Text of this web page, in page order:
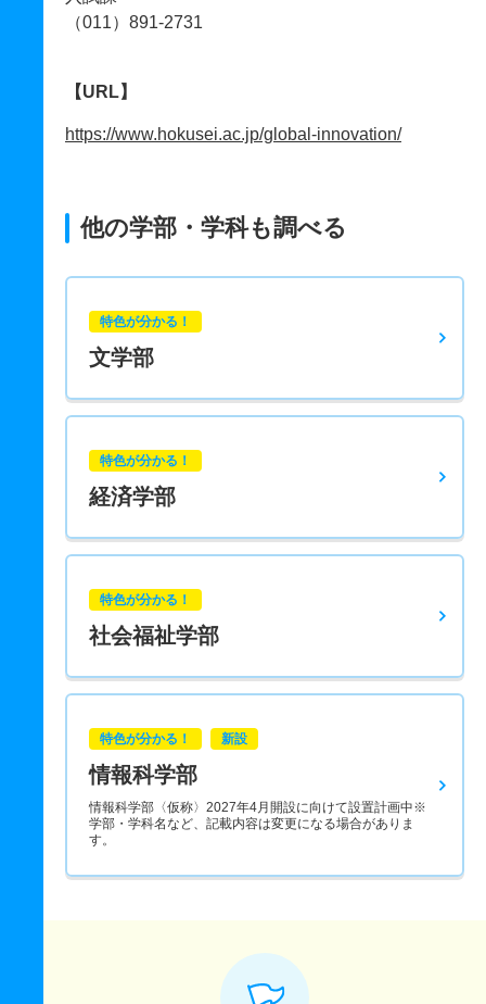
（011）891-2731
【URL】
https://www.hokusei.ac.jp/global-innovation/
他の学部・学科も調べる
特色が分かる！
文学部
特色が分かる！
経済学部
特色が分かる！
社会福祉学部
特色が分かる！ 新設
情報科学部
情報科学部〈仮称〉2027年4月開設に向けて設置計画中※
学部・学科名など、記載内容は変更になる場合がありま
す。